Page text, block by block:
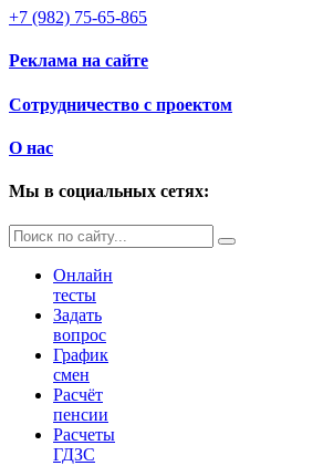
+7 (982) 75-65-865
Реклама на сайте
Сотрудничество с проектом
О нас
Мы в социальных сетях:
Онлайн
тесты
Задать
вопрос
График
смен
Расчёт
пенсии
Расчеты
ГДЗС